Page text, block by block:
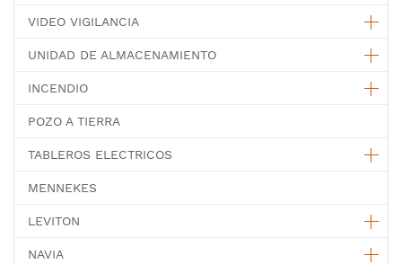
VIDEO VIGILANCIA
UNIDAD DE ALMACENAMIENTO
INCENDIO
POZO A TIERRA
TABLEROS ELECTRICOS
MENNEKES
LEVITON
NAVIA